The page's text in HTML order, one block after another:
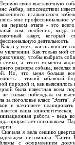
свою выставочную
Акбар, впоследствии
итальянского
мое профессиональное
на первом этапе - это всего
ком, особенно, когда
азарт, который
деятельность.
и у всех, жизнь вносит
увлечении. Как только мой
чтобы выбрать
семьи, а этого момента
размера собака,
Но, что меня больше
- этакий забавный
породой и, как выяснилось
была известная всем
не только побеждала на
за поголовье класс "Элита".
и начинаете
ваша
работа - ведь
прирастает поголовьем.
я вела секцию
питомника
с оформлением